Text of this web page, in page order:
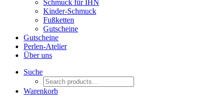
Schmuck für IHN
Kinder-Schmuck
Fußketten
Gutscheine
Gutscheine
Perlen-Atelier
Über uns
Suche
Warenkorb